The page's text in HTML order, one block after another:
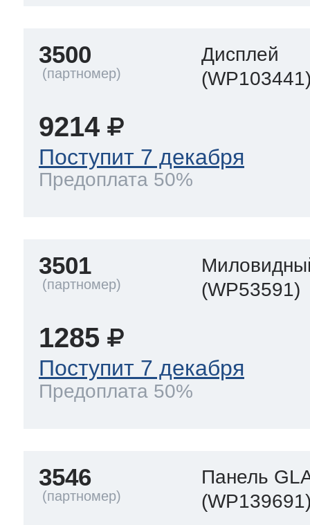
3500
Дисплей
9214
Поступит 7 декабря
Предоплата 50%
3501
(WP53591)
1285
Поступит 7 декабря
Предоплата 50%
3546
Панель